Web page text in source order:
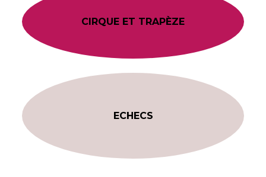
CIRQUE ET TRAPÈZE
ECHECS